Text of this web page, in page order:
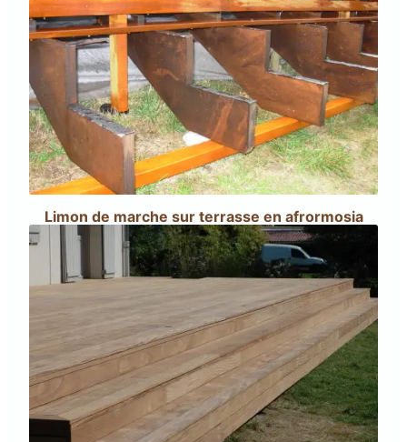
Limon de marche sur terrasse en afrormosia